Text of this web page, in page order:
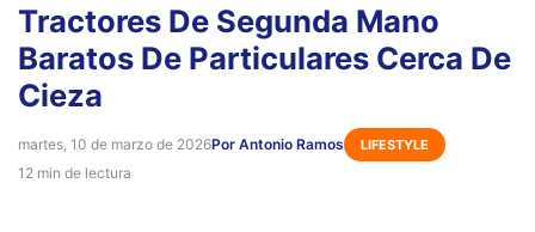
Tractores De Segunda Mano
Baratos De Particulares Cerca De
Cieza
martes, 10 de marzo de 2026Por Antonio Ramos LIFESTYLE
12 min de lectura